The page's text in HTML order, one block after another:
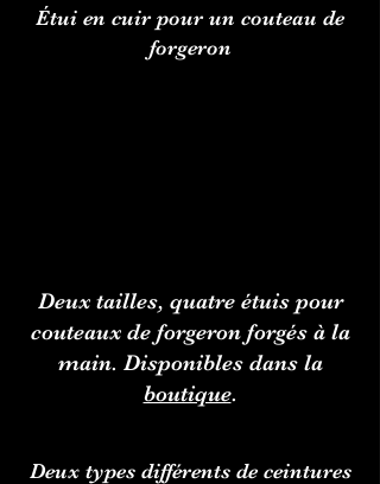
Étui en cuir pour un couteau de
forgeron
Deux tailles, quatre étuis pour
couteaux de forgeron forgés à la
main. Disponibles dans la
boutique.
Deux types différents de ceintures